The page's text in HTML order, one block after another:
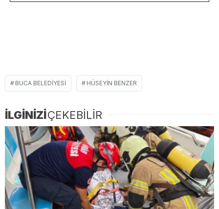
BUCA BELEDIYESI HÜSEYIN BENZER
İLGİNİZİÇEKEBİLİR